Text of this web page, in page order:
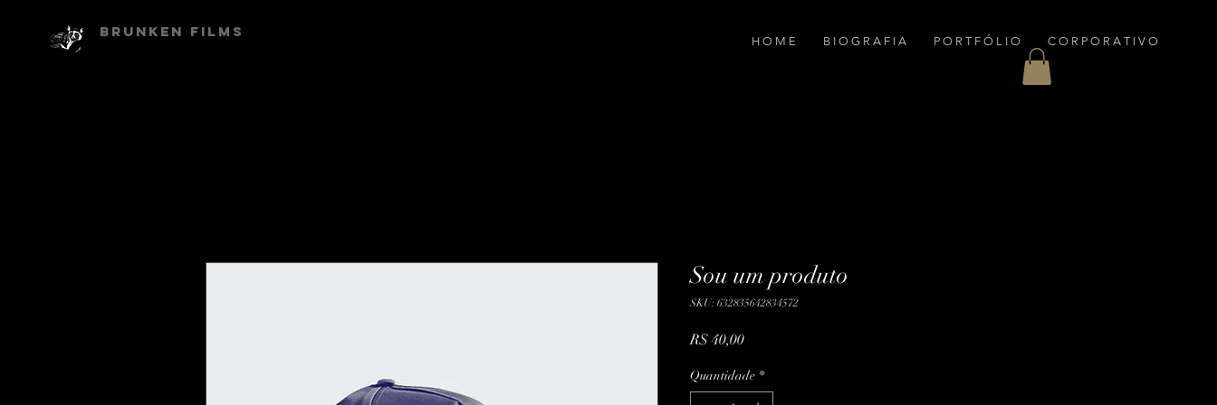
Brunken Films
H O M E B I O G R A F I A P O R T F Ó L I O C O R P O R A T I V O
Sou um produto
SKU: 632835642834572
R$ 40,00Preço
Quantidade *